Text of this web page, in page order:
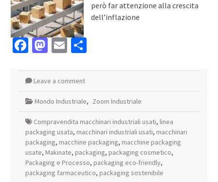
però far attenzione alla crescita
dell’inflazione
Facebook
Mastodon
EmailCondividi
Leave a comment
Mondo Industriale, Zoom Industriale
Compravendita macchinari industriali usati, linea
packaging usata, macchinari industriali usati, macchinari
packaging, macchine packaging, macchine packaging
usate, Makinate, packaging, packaging cosmetico,
Packaging e Processo, packaging eco-friendly,
packaging farmaceutico, packaging sostenibile